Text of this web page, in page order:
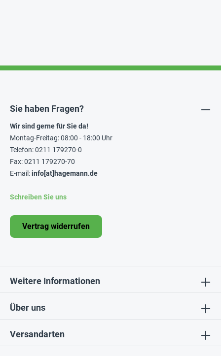
Über uns
Sie haben Fragen?
Wir sind gerne für Sie da!
Montag-Freitag: 08:00 - 18:00 Uhr
Telefon: 0211 179270-0
Fax: 0211 179270-70
E-mail:info[at]hagemann.de
Schreiben Sie uns
Vertrag widerrufen
Weitere Informationen
Versandarten